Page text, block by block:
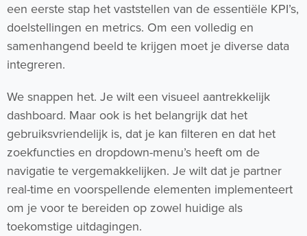
een eerste stap het vaststellen van de essentiële KPI’s,
doelstellingen en metrics. Om een volledig en
samenhangend beeld te krijgen moet je diverse data
integreren.
We snappen het. Je wilt een visueel aantrekkelijk
dashboard. Maar ook is het belangrijk dat het
gebruiksvriendelijk is, dat je kan filteren en dat het
zoekfuncties en dropdown-menu’s heeft om de
navigatie te vergemakkelijken. Je wilt dat je partner
real-time en voorspellende elementen implementeert
om je voor te bereiden op zowel huidige als
toekomstige uitdagingen.